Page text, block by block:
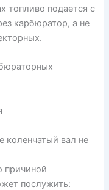
топливо подается с
карбюратор, а не
коленчатый вал не
причиной
послужить: